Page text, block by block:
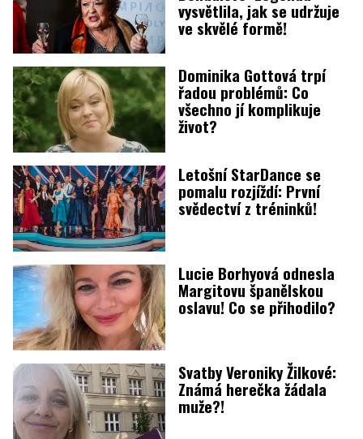
vysvětlila, jak se udržuje
ve skvělé formě!
Dominika Gottová trpí
řadou problémů: Co
všechno jí komplikuje
život?
Letošní StarDance se
pomalu rozjíždí: První
svědectví z tréninků!
Lucie Borhyová odnesla
Margitovu španělskou
oslavu! Co se přihodilo?
Svatby Veroniky Žilkové:
Známá herečka žádala
muže?!